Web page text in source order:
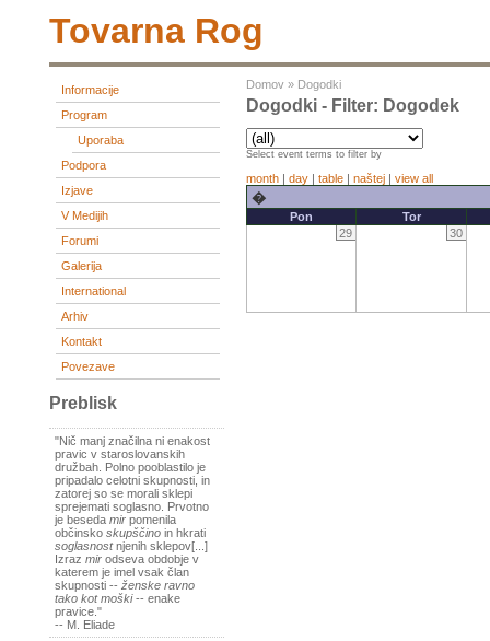
Tovarna Rog
Informacije
Program
Uporaba
Podpora
Izjave
V Medijih
Forumi
Galerija
International
Arhiv
Kontakt
Povezave
Preblisk
"Nič manj značilna ni enakost
pravic v staroslovanskih
družbah. Polno pooblastilo je
pripadalo celotni skupnosti, in
zatorej so se morali sklepi
sprejemati soglasno. Prvotno
je beseda mir pomenila
občinsko skupščino in hkrati
soglasnostnjenih sklepov[...]
Izraz mir odseva obdobje v
katerem je imel vsak član
skupnosti -- ženske ravno
tako kot moški-- enake
pravice."
-- M. Eliade
Domov » Dogodki
Dogodki - Filter: Dogodek
Select event terms to filter by
month | day | table | naštej | view all
�
Pon
Tor
29
30